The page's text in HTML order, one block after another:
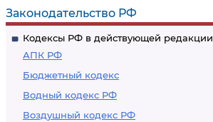
Законодательство РФ
Кодексы РФ в действующей редакции
АПК РФ
Бюджетный кодекс
Водный кодекс РФ
Воздушный кодекс РФ